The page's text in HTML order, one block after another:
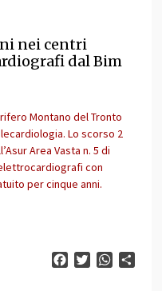
nei centri
dal Bim
Montano del Tronto
Lo scorso 2
Area Vasta n. 5 di
con
per cinque anni.
FacebookTwitter